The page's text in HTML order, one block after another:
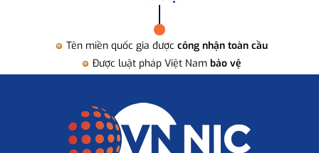
Tên miền quốc gia được công nhận toàn cầu
Được luật pháp Việt Nam bảo vệ